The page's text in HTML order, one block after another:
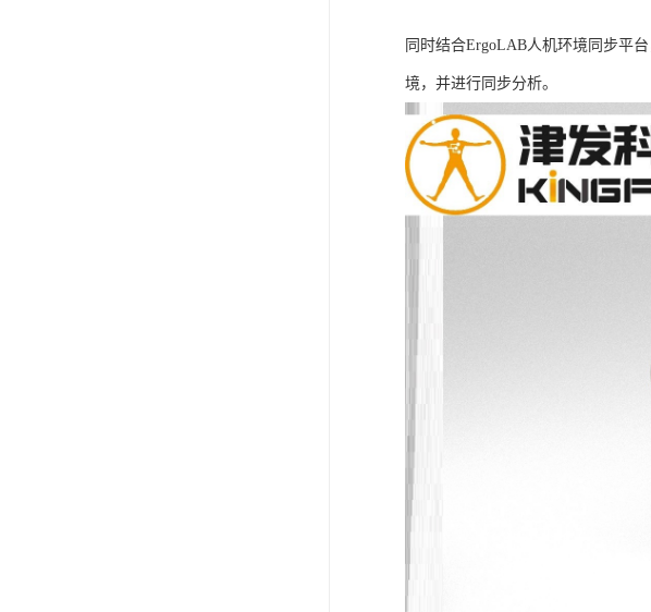
同时结合ErgoLAB人机环境同步平
境，并进行同步分析。